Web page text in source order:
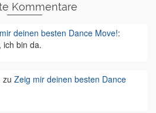
Kommentare
deinen besten Dance Move!:
ich bin da.
zu Zeig mir deinen besten Dance